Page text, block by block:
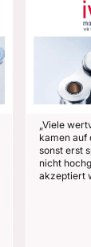
„Viele
kamen auf
sonst erst
nicht
akzeptiert
im
in